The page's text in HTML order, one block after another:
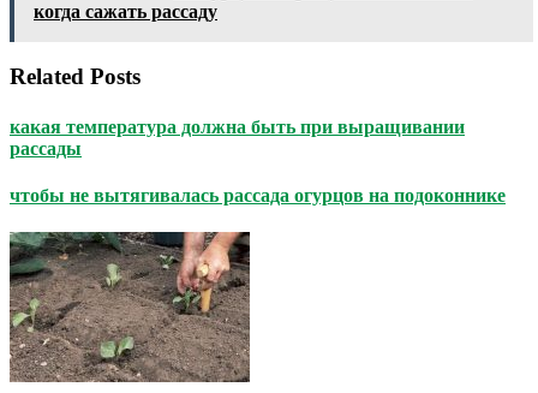
когда сажать рассаду
Related Posts
какая температура должна быть при выращивании
рассады
чтобы не вытягивалась рассада огурцов на подоконнике